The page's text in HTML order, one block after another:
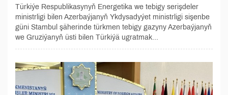
Türkiýe Respublikasynyň Energetika we tebigy serişdeler
ministrligi bilen Azerbaýjanyň Ykdysadyýet ministrligi sişenbe
güni Stambul şäherinde türkmen tebigy gazyny Azerbaýjanyň
we Gruziýanyň üsti bilen Türkiýä ugratmak...